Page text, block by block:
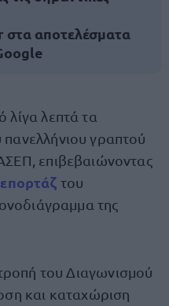
αποτελέσματα
λίγα λεπτά τα
γραπτού
επιβεβαιώνοντας
του
της
του Διαγωνισμού
και καταχώριση